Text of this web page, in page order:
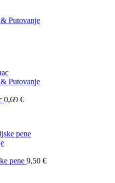
Putovanje
Putovanje
0,69 €
pene 9,50 €